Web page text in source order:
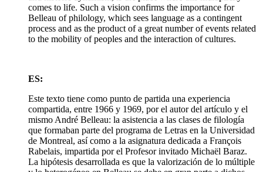
comes to life. Such a vision confirms the importance for
Belleau of philology, which sees language as a contingent
process and as the product of a great number of events related
to the mobility of peoples and the interaction of cultures.
ES:
Este texto tiene como punto de partida una experiencia
compartida, entre 1966 y 1969, por el autor del artículo y el
mismo André Belleau: la asistencia a las clases de filología
que formaban parte del programa de Letras en la Universidad
de Montreal, así como a la asignatura dedicada a François
Rabelais, impartida por el Profesor invitado Michaël Baraz.
La hipótesis desarrollada es que la valorización de lo múltiple